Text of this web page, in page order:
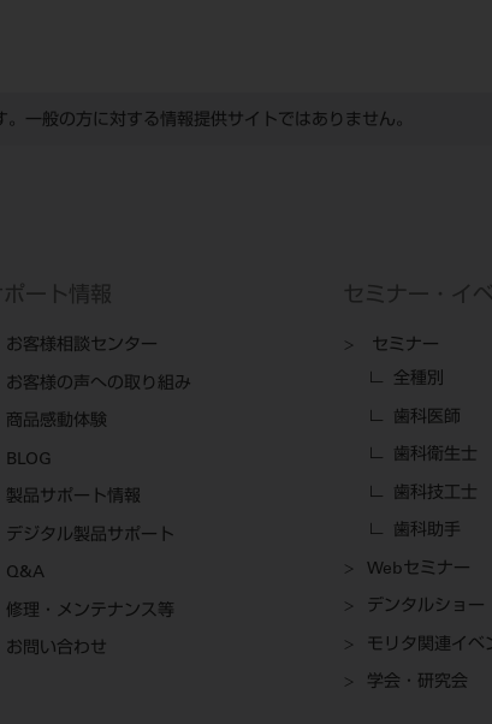
一般の方に対する情報提供サイトではありません。
ポート情報
お客様相談センター
お客様の声への取り組み
商品感動体験
BLOG
製品サポート情報
デジタル製品サポート
Q&A
修理・メンテナンス等
お問い合わせ
セミナー・イ
セミナー
全種別
歯科医師
歯科衛生士
歯科技工士
歯科助手
Webセミナー
デンタルショー
モリタ関連イベ
学会・研究会